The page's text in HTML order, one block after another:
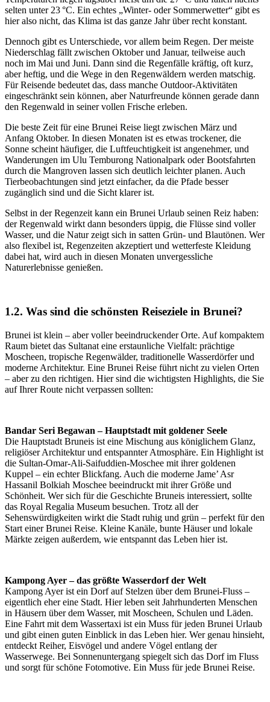
selten unter 23 °C. Ein echtes „Winter- oder Sommerwetter“ gibt es
hier also nicht, das Klima ist das ganze Jahr über recht konstant.
Dennoch gibt es Unterschiede, vor allem beim Regen. Der meiste
Niederschlag fällt zwischen Oktober und Januar, teilweise auch
noch im Mai und Juni. Dann sind die Regenfälle kräftig, oft kurz,
aber heftig, und die Wege in den Regenwäldern werden matschig.
Für Reisende bedeutet das, dass manche Outdoor-Aktivitäten
eingeschränkt sein können, aber Naturfreunde können gerade dann
den Regenwald in seiner vollen Frische erleben.
Die beste Zeit für eine Brunei Reise liegt zwischen März und
Anfang Oktober. In diesen Monaten ist es etwas trockener, die
Sonne scheint häufiger, die Luftfeuchtigkeit ist angenehmer, und
Wanderungen im Ulu Temburong Nationalpark oder Bootsfahrten
durch die Mangroven lassen sich deutlich leichter planen. Auch
Tierbeobachtungen sind jetzt einfacher, da die Pfade besser
zugänglich sind und die Sicht klarer ist.
Selbst in der Regenzeit kann ein Brunei Urlaub seinen Reiz haben:
der Regenwald wirkt dann besonders üppig, die Flüsse sind voller
Wasser, und die Natur zeigt sich in satten Grün- und Blautönen. Wer
also flexibel ist, Regenzeiten akzeptiert und wetterfeste Kleidung
dabei hat, wird auch in diesen Monaten unvergessliche
Naturerlebnisse genießen.
1.2. Was sind die schönsten Reiseziele in Brunei?
Brunei ist klein – aber voller beeindruckender Orte. Auf kompaktem
Raum bietet das Sultanat eine erstaunliche Vielfalt: prächtige
Moscheen, tropische Regenwälder, traditionelle Wasserdörfer und
moderne Architektur. Eine Brunei Reise führt nicht zu vielen Orten
– aber zu den richtigen. Hier sind die wichtigsten Highlights, die Sie
auf Ihrer Route nicht verpassen sollten:
Bandar Seri Begawan – Hauptstadt mit goldener Seele
Die Hauptstadt Bruneis ist eine Mischung aus königlichem Glanz,
religiöser Architektur und entspannter Atmosphäre. Ein Highlight ist
die Sultan-Omar-Ali-Saifuddien-Moschee mit ihrer goldenen
Kuppel – ein echter Blickfang. Auch die moderne Jame’ Asr
Hassanil Bolkiah Moschee beeindruckt mit ihrer Größe und
Schönheit. Wer sich für die Geschichte Bruneis interessiert, sollte
das Royal Regalia Museum besuchen. Trotz all der
Sehenswürdigkeiten wirkt die Stadt ruhig und grün – perfekt für den
Start einer Brunei Reise. Kleine Kanäle, bunte Häuser und lokale
Märkte zeigen außerdem, wie entspannt das Leben hier ist.
Kampong Ayer – das größte Wasserdorf der Welt
Kampong Ayer ist ein Dorf auf Stelzen über dem Brunei-Fluss –
eigentlich eher eine Stadt. Hier leben seit Jahrhunderten Menschen
in Häusern über dem Wasser, mit Moscheen, Schulen und Läden.
Eine Fahrt mit dem Wassertaxi ist ein Muss für jeden Brunei Urlaub
und gibt einen guten Einblick in das Leben hier. Wer genau hinsieht,
entdeckt Reiher, Eisvögel und andere Vögel entlang der
Wasserwege. Bei Sonnenuntergang spiegelt sich das Dorf im Fluss
und sorgt für schöne Fotomotive. Ein Muss für jede Brunei Reise.